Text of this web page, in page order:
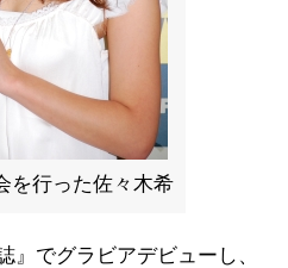
を行った佐々木希
』でグラビアデビューし、